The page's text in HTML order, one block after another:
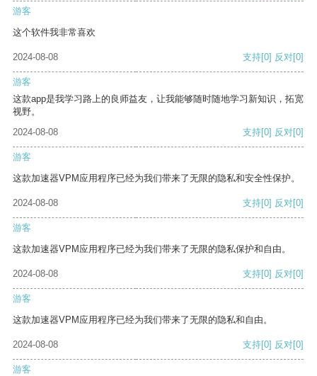
游客
这个软件我非常喜欢
2024-08-08 支持[0] 反对[0]
游客
这款app是我学习路上的良师益友，让我能够随时随地学习新知识，拓宽
视野。
2024-08-08
支持[0] 反对[0]
游客
这款加速器VPM应用程序已经为我们带来了无限的隐私和安全性保护。
2024-08-08 支持[0] 反对[0]
游客
这款加速器VPM应用程序已经为我们带来了无限的隐私保护和自由。
2024-08-08 支持[0] 反对[0]
游客
这款加速器VPM应用程序已经为我们带来了无限的隐私和自由。
2024-08-08 支持[0] 反对[0]
游客